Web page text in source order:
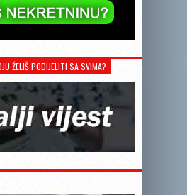
ŽELIŠ PODIJELITI SA SVIMA?